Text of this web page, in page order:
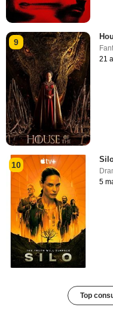
9
21
10
5
Top